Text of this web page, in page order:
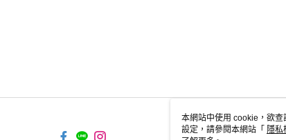
本網站中使用 cookie，欲
設定，請參閱本網站「 隱私